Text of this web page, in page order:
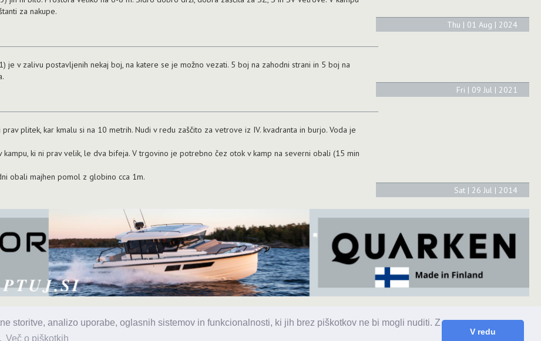
storitve, analizo uporabe, oglasnih sistemov in funkcionalnosti, ki jih brez piškotkov ne bi mogli nuditi. Z
Več o piškotkih
V redu
za nakupe.
Thu | 01 Aug | 2024
je v zalivu postavljenih nekaj boj, na katere se je možno vezati. 5 boj na zahodni strani in 5 boj na
Fri | 09 Jul | 2021
plitek, kar kmalu si na 10 metrih. Nudi v redu zaščito za vetrove iz IV. kvadranta in burjo. Voda je
kampu, ki ni prav velik, le dva bifeja. V trgovino je potrebno čez otok v kamp na severni obali (15 min
obali majhen pomol z globino cca 1m.
Sat | 26 Jul | 2014
d.o.o., Topniška 14, Ljubljana, Tel.: 031 303 086, e-pošta:urednik@enavtika.si